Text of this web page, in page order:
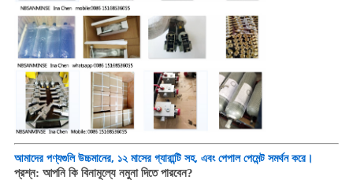
আমাদের পণ্যগুলি উচ্চমানের, ১২ মাসের গ্যারান্টি সহ, এবং পেপাল পেমেন্ট সমর্থন করে।
প্রশ্ন: আপনি কি বিনামূল্যে নমুনা দিতে পারবেন?